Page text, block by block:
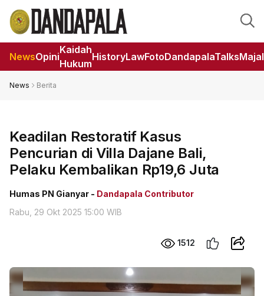
NewsOpini
Kaidah
Hukum
HistoryLawFotoDandapalaTalks
News Berita
Keadilan Restoratif Kasus
Pencurian di Villa Dajane Bali,
Pelaku Kembalikan Rp19,6 Juta
Humas PN Gianyar - Dandapala Contributor
Rabu, 29 Okt 2025 15:00 WIB
1512